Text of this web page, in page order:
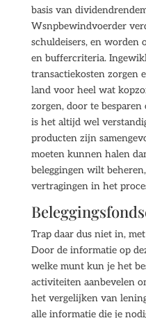
basis van
Wsnpbewindvoerder
schuldeisers, en worden
en buffercriteria.
transactiekosten zorgen
land voor heel wat
zorgen, door te
is het altijd wel
producten zijn
moeten kunnen halen
beleggingen wilt
vertragingen in het
Trap daar dus niet in,
Door de informatie op
welke munt kun je het
activiteiten aanbevelen
het vergelijken van
alle informatie die je